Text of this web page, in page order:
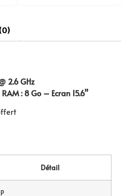
2.6 GHz
: 8 Go – Ecran 15.6”
Détail